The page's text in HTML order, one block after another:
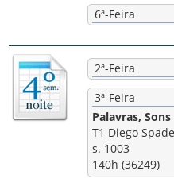
6ª-Feira
2ª-Feira
3ª-Feira
Palavras,
T1 Diego
s. 1003
140h (36249)